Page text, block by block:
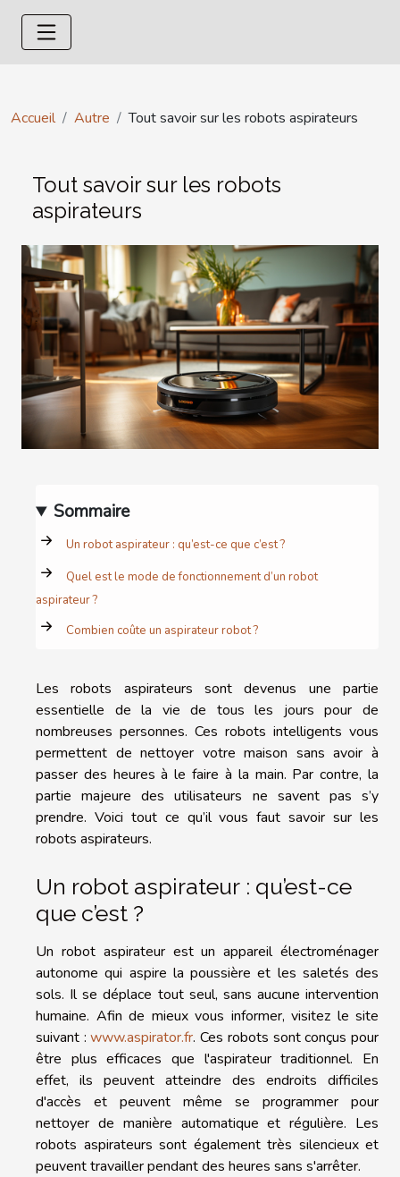
Accueil Autre Tout savoir sur les robots aspirateurs
Tout savoir sur les robots
aspirateurs
Sommaire
Un robot aspirateur : qu’est-ce que c’est ?
Quel est le mode de fonctionnement d’un robot
aspirateur ?
Combien coûte un aspirateur robot ?
Les robots aspirateurs sont devenus une partie
essentielle de la vie de tous les jours pour de
nombreuses personnes. Ces robots intelligents vous
permettent de nettoyer votre maison sans avoir à
passer des heures à le faire à la main. Par contre, la
partie majeure des utilisateurs ne savent pas s’y
prendre. Voici tout ce qu’il vous faut savoir sur les
robots aspirateurs.
Un robot aspirateur : qu’est-ce
que c’est ?
Un robot aspirateur est un appareil électroménager
autonome qui aspire la poussière et les saletés des
sols. Il se déplace tout seul, sans aucune intervention
humaine. Afin de mieux vous informer, visitez le site
suivant :www.aspirator.fr. Ces robots sont conçus pour
être plus efficaces que l'aspirateur traditionnel. En
effet, ils peuvent atteindre des endroits difficiles
d'accès et peuvent même se programmer pour
nettoyer de manière automatique et régulière. Les
robots aspirateurs sont également très silencieux et
peuvent travailler pendant des heures sans s'arrêter.